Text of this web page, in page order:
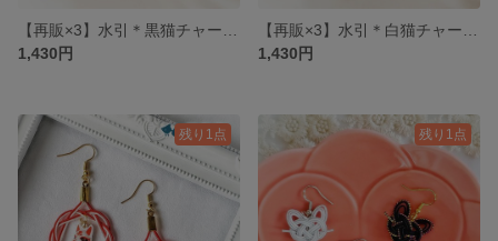
1,430円
1,430円
残り1点 残り1点